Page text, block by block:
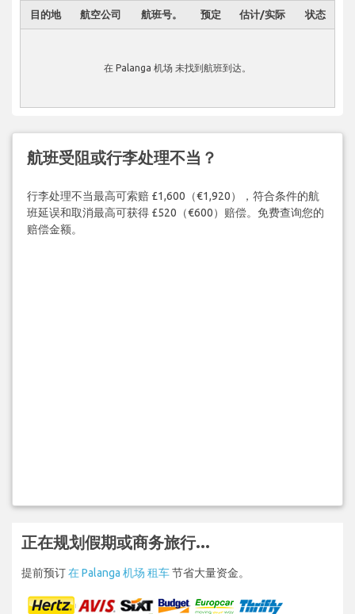
目的地 航空公司 航班号。 预定 估计/实际 状态
在 Palanga 机场 未找到航班到达。
航班受阻或行李处理不当？
行李处理不当最高可索赔 £1,600（€1,920），符合条件的航
班延误和取消最高可获得 £520（€600）赔偿。免费查询您的
赔偿金额。
正在规划假期或商务旅行...
提前预订在 Palanga 机场 租车节省大量资金。